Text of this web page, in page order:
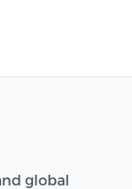
global